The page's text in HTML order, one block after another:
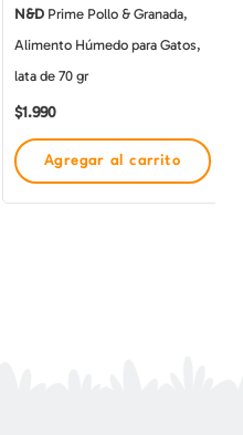
N&D Prime Pollo & Granada,
Alimento Húmedo para Gatos,
lata de 70 gr
$1.990
Agregar al carrito